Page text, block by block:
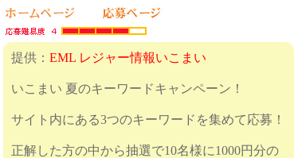
提供： EML レジャー情報いこまい
いこまい 夏のキーワードキャンペーン！
サイト内にある3つのキーワードを集めて応募！
正解した方の中から抽選で10名様に1000円分の